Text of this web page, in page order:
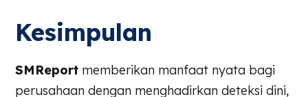
Kesimpulan
SMReport memberikan manfaat nyata bagi
perusahaan dengan menghadirkan deteksi dini,